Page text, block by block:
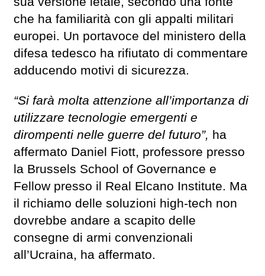
che ha familiarità con gli appalti militari
europei. Un portavoce del ministero della
difesa tedesco ha rifiutato di commentare
adducendo motivi di sicurezza.
“Si farà molta attenzione all’importanza di
utilizzare tecnologie emergenti e
dirompenti nelle guerre del futuro”, ha
affermato Daniel Fiott, professore presso
la Brussels School of Governance e
Fellow presso il Real Elcano Institute. Ma
il richiamo delle soluzioni high-tech non
dovrebbe andare a scapito delle
consegne di armi convenzionali
all’Ucraina, ha affermato.